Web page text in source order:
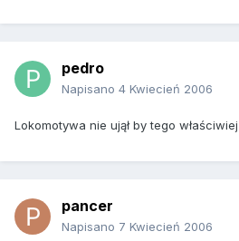
pedro
Napisano 4 Kwiecień 2006
Lokomotywa nie ujął by tego
pancer
Napisano 7 Kwiecień 2006